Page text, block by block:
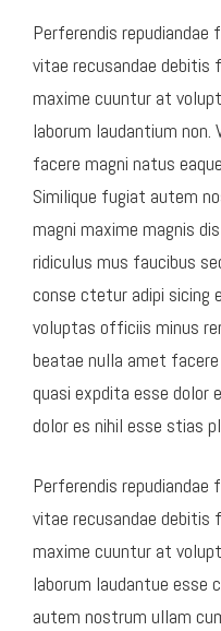
Perferendis
vitae recusandae debitis
maxime cuuntur at
laborum laudantium
facere magni natus
Similique fugiat autem
magni maxime magnis
ridiculus mus faucibus
conse ctetur adipi sicing
voluptas officiis minus
beatae nulla amet
quasi expdita esse dolor
dolor es nihil esse stias
Perferendis
vitae recusandae debitis
maxime cuuntur at
laborum laudantue esse
autem nostrum ullam